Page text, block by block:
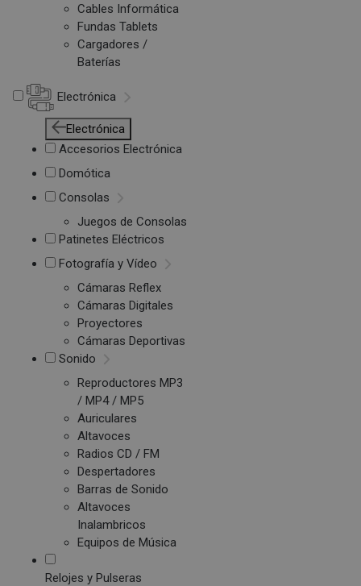
Cables Informática
Fundas Tablets
Cargadores /
Baterías
Electrónica
Electrónica
Accesorios Electrónica
Domótica
Consolas
Juegos de Consolas
Patinetes Eléctricos
Fotografía y Vídeo
Cámaras Reflex
Cámaras Digitales
Proyectores
Cámaras Deportivas
Sonido
Reproductores MP3
/ MP4 / MP5
Auriculares
Altavoces
Radios CD / FM
Despertadores
Barras de Sonido
Altavoces
Inalambricos
Equipos de Música
Relojes y Pulseras